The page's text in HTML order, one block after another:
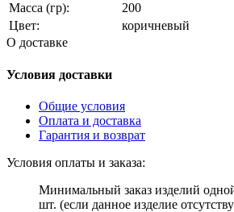
Масса (гр):
200
Цвет:
коричневый
О доставке
Условия доставки
Общие условия
Оплата и доставка
Гарантия и возврат
Условия оплаты и заказа:
Минимальный заказ изделий
шт. (если данное изделие